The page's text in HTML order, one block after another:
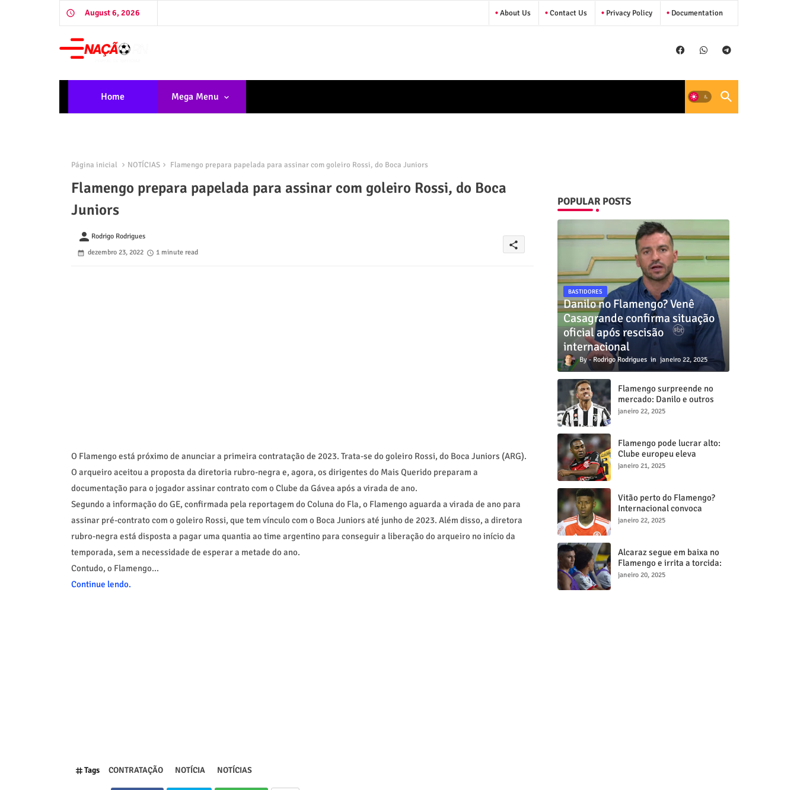
August 6, 2026 About Us Contact Us Privacy Policy Documentation
Home Mega Menu
Página inicial NOTÍCIAS Flamengo prepara papelada para assinar com goleiro Rossi, do Boca Juniors
Flamengo prepara papelada para assinar com goleiro Rossi, do Boca
Juniors
person Rodrigo Rodrigues
dezembro 23, 2022
1 minute read
share
O Flamengo está próximo de anunciar a primeira contratação de 2023. Trata-se do goleiro Rossi, do Boca Juniors (ARG).
O arqueiro aceitou a proposta da diretoria rubro-negra e, agora, os dirigentes do Mais Querido preparam a
documentação para o jogador assinar contrato com o Clube da Gávea após a virada de ano.
Segundo a informação do GE, confirmada pela reportagem do Coluna do Fla, o Flamengo aguarda a virada de ano para
assinar pré-contrato com o goleiro Rossi, que tem vínculo com o Boca Juniors até junho de 2023. Além disso, a diretora
rubro-negra está disposta a pagar uma quantia ao time argentino para conseguir a liberação do arqueiro no início da
temporada, sem a necessidade de esperar a metade do ano.
Contudo, o Flamengo...
Continue lendo.
Tags CONTRATAÇÃO NOTÍCIA NOTÍCIAS
POPULAR POSTS
BASTIDORES
Danilo no Flamengo? Venê
Casagrande confirma situação
oficial após rescisão
internacional
Rodrigo Rodrigues janeiro 22, 2025
Flamengo surpreende no
mercado: Danilo e outros
dois craques estão a
janeiro 22, 2025
Flamengo pode lucrar alto:
Clube europeu eleva
proposta por Lorran para R$
janeiro 21, 2025
Vitão perto do Flamengo?
Internacional convoca
reunião decisiva para tentar
janeiro 22, 2025
Alcaraz segue em baixa no
Flamengo e irrita a torcida:
"Maior contratação, menor
janeiro 20, 2025